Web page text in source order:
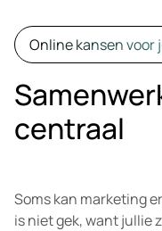
Online kansen voor
centraal
Soms kan marketing
is niet gek, want jullie